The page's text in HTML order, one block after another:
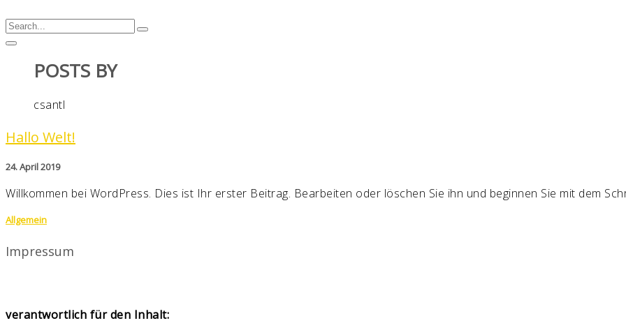
POSTS BY
csantl
Hallo Welt!
24. April 2019
Willkommen bei WordPress. Dies ist Ihr erster Beitrag. Bearbeiten oder löschen Sie ihn und beginnen Sie mit dem
Allgemein
Impressum
verantwortlich für den Inhalt: